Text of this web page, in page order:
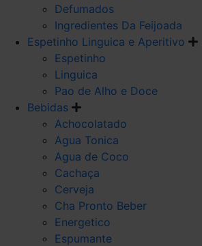
Defumados
Ingredientes Da Feijoada
Espetinho Linguica e Aperitivo
Espetinho
Linguica
Pao de Alho e Doce
Bebidas
Achocolatado
Agua Tonica
Agua de Coco
Cachaça
Cerveja
Cha Pronto Beber
Energetico
Espumante